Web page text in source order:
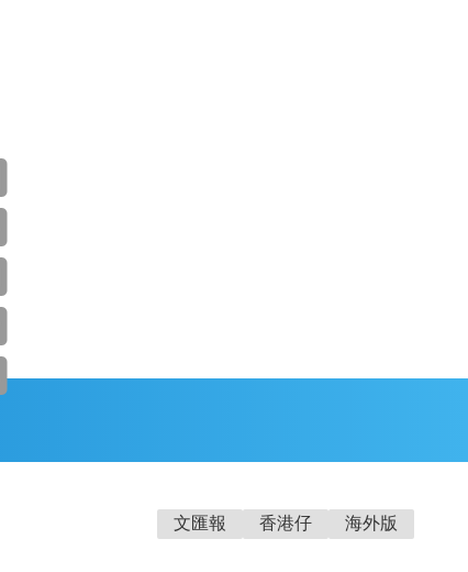
文匯報 香港仔 海外版